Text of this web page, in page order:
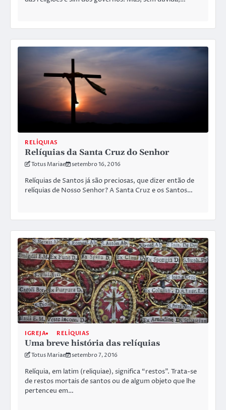
RELÍQUIAS
Relíquias da Santa Cruz do Senhor
Totus Mariae setembro 16, 2016
Relíquias de Santos já são preciosas, que dizer então de
relíquias de Nosso Senhor? A Santa Cruz e os Santos…
IGREJA RELÍQUIAS
Uma breve história das relíquias
Totus Mariae setembro 7, 2016
Relíquia, em latim (reliquiae), significa “restos”. Trata-se
de restos mortais de santos ou de algum objeto que lhe
pertenceu em…